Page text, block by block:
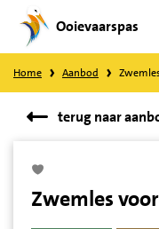
Direct
naar
content
Ooievaarspas
Home Aanbod
terug naar
Zwemles